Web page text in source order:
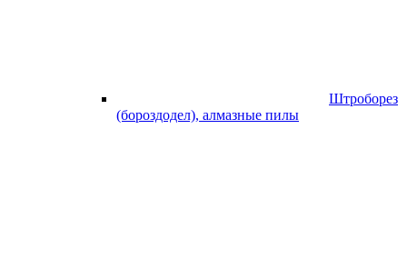
Штроборез
(бороздодел), алмазные пилы